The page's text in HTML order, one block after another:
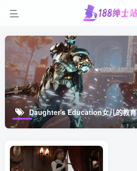
Daughter's Education女儿的教育